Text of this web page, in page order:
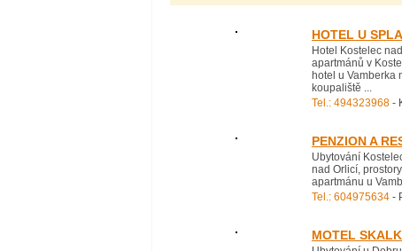
HOTEL U
Hotel Kostelec
apartmánů v
hotel u Vamberka
koupaliště ...
Tel.: 494323968 -
PENZION A
Ubytování
nad Orlicí,
apartmánu u
Tel.: 604975634 -
MOTEL